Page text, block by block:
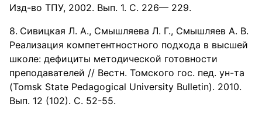
Изд-во ТПУ, 2002. Вып. 1. С. 226— 229.
Сивицкая Л. А., Смышляева Л. Г., Смышляев А. В.
Реализация компетентностного подхода в высшей
школе: дефициты методической готовности
преподавателей // Вестн. Томского гос. пед. ун-та
(Tomsk State Pedagogical University Bulletin). 2010.
Вып. 12 (102). С. 52-55.